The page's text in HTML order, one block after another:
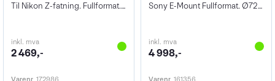
Til Nikon Z-fatning. Fullformat. Sort
inkl. mva
2 469,-
Sony E-Mount Fullformat. Ø72mm
inkl. mva
4 998,-